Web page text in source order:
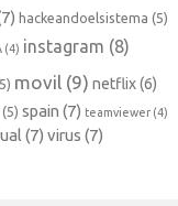
hackeandoelsistema (5)
(4) instagram (8)
movil (9) netflix(6)
(5) spain (7) teamviewer (4)
(7) virus (7)